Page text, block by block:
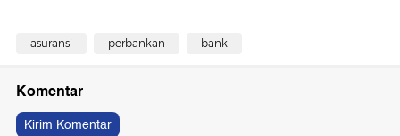
asuransi perbankan bank
Komentar
Kirim Komentar